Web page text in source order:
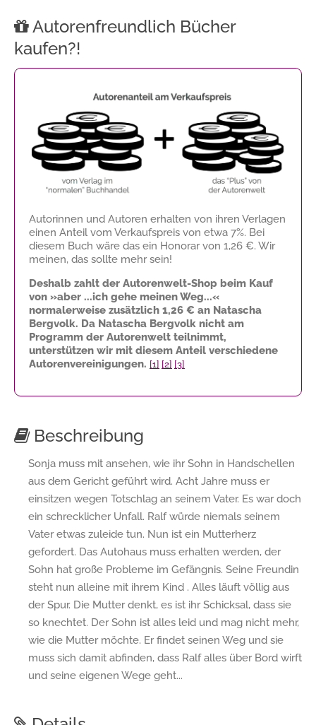
Autorenfreundlich Bücher
kaufen?!
Autorinnen und Autoren erhalten von ihren Verlagen
einen Anteil vom Verkaufspreis von etwa 7%. Bei
diesem Buch wäre das ein Honorar von 1,26 €. Wir
meinen, das sollte mehr sein!
Deshalb zahlt der Autorenwelt-Shop beim Kauf
von »aber ...ich gehe meinen Weg...«
normalerweise zusätzlich 1,26 € an Natascha
Bergvolk. Da Natascha Bergvolk nicht am
Programm der Autorenwelt teilnimmt,
unterstützen wir mit diesem Anteil verschiedene
Autorenvereinigungen. [1] [2] [3]
Beschreibung
Sonja muss mit ansehen, wie ihr Sohn in Handschellen
aus dem Gericht geführt wird. Acht Jahre muss er
einsitzen wegen Totschlag an seinem Vater. Es war doch
ein schrecklicher Unfall. Ralf würde niemals seinem
Vater etwas zuleide tun. Nun ist ein Mutterherz
gefordert. Das Autohaus muss erhalten werden, der
Sohn hat große Probleme im Gefängnis. Seine Freundin
steht nun alleine mit ihrem Kind . Alles läuft völlig aus
der Spur. Die Mutter denkt, es ist ihr Schicksal, dass sie
so knechtet. Der Sohn ist alles leid und mag nicht mehr,
wie die Mutter möchte. Er findet seinen Weg und sie
muss sich damit abfinden, dass Ralf alles über Bord wirft
und seine eigenen Wege geht...